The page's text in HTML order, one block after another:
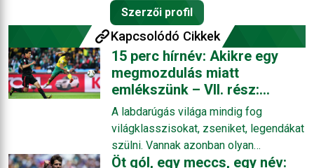
Szerzői profil
Kapcsolódó Cikkek
15 perc hírnév: Akikre egy
megmozdulás miatt
emlékszünk – VII. rész:
Siphiwe Tshabalala
A labdarúgás világa mindig fog
világklasszisokat, zseniket, legendákat
szülni. Vannak azonban olyan
játékosok, akiknek a pályafutását egy-
Öt gól, egy meccs, egy név: